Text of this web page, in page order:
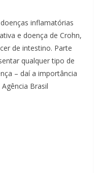
inflamatórias
e doença de Crohn,
de intestino. Parte
qualquer tipo de
– daí a importância
Brasil